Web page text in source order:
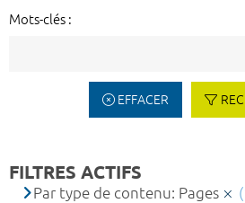
Mots-clés :
EFFACER
FILTRES ACTIFS
Par type de contenu: Pages